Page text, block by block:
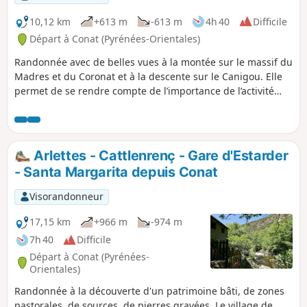
10,12 km
+613 m -613 m 4h 40
Difficile
Départ à Conat (Pyrénées-Orientales)
Randonnée avec de belles vues à la montée sur le massif du
Madres et du Coronat et à la descente sur le Canigou. Elle
permet de se rendre compte de l’importance de l’activité
du chemin. La végétation est variée, au début c’est une forêt
de chêne vert, plus haut ce sont les cistes et genets.
Attention, cette randonnée n’est pas vraiment balisée et,
bien que globalement sur des bons sentiers, elle nécessite
l’habitude du hors sentier. La trace est utile voire
nécessaire.
Arlettes - Cattlenrenç - Gare d'Estarder
- Santa Margarita depuis Conat
Visorandonneur
17,15 km
+966 m
-974 m
7h 40
Difficile
Départ à Conat (Pyrénées-
Orientales)
Randonnée à la découverte d'un patrimoine bâti, de zones